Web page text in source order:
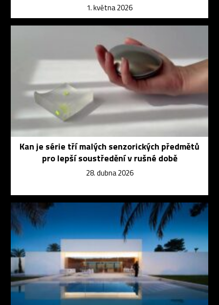
1. května 2026
Kan je série tří malých senzorických předmětů
pro lepší soustředění v rušné době
28. dubna 2026